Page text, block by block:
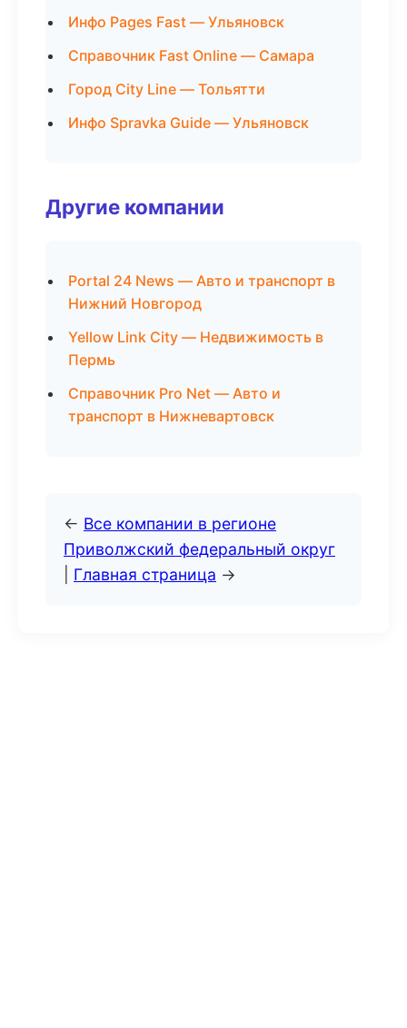
Инфо Pages Fast — Ульяновск
Справочник Fast Online — Самара
Город City Line — Тольятти
Инфо Spravka Guide — Ульяновск
Другие компании
Portal 24 News — Авто и транспорт в
Нижний Новгород
Yellow Link City — Недвижимость в
Пермь
Справочник Pro Net — Авто и
транспорт в Нижневартовск
← Все компании в регионе
Приволжский федеральный округ
Главная страница →